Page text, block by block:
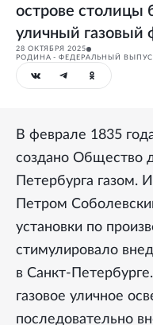
острове
уличный газовый
28 ОКТЯБРЯ 2025
РОДИНА - ФЕДЕРАЛЬНЫЙ
В феврале 1835
создано Общество
Петербурга газом.
Петром
установки по
стимулировало
в Санкт-
газовое уличное
последовательно